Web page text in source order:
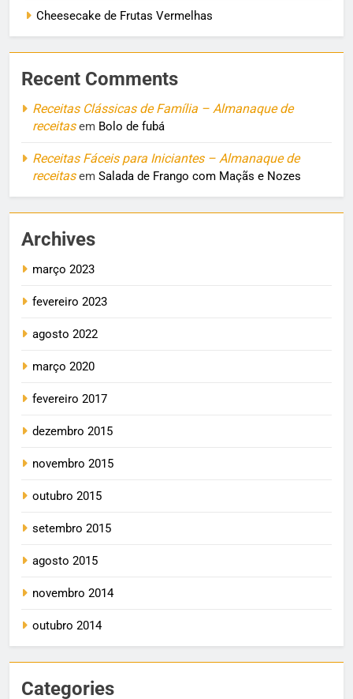
Cheesecake de Frutas Vermelhas
Recent Comments
Receitas Clássicas de Família – Almanaque de
receitasem Bolo de fubá
Receitas Fáceis para Iniciantes – Almanaque de
receitasem Salada de Frango com Maçãs e Nozes
Archives
março 2023
fevereiro 2023
agosto 2022
março 2020
fevereiro 2017
dezembro 2015
novembro 2015
outubro 2015
setembro 2015
agosto 2015
novembro 2014
outubro 2014
Categories